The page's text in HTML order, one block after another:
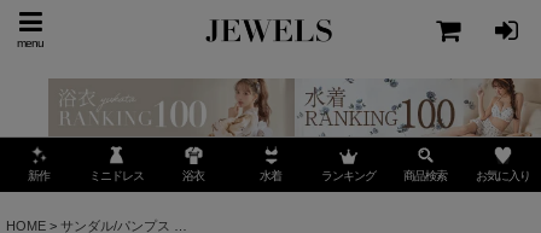
menu
新作 ミニドレス 浴衣 水着 ランキング 商品検索 お気に入り
HOME > サンダル/パンプス